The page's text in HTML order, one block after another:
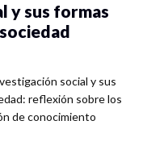
y sus formas
social y sus
reflexión sobre los
de conocimiento